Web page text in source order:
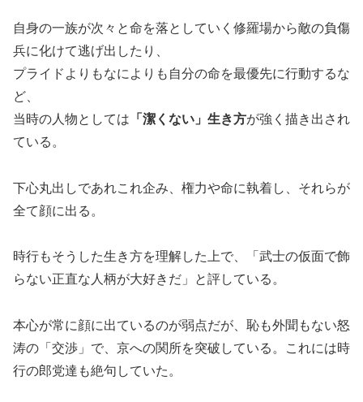
自身の一族が次々と命を落としていく修羅場から敵の負傷
兵に化けて逃げ出したり、
プライドよりもなによりも自分の命を最優先に行動するな
ど、
当時の人物としては 「潔くない」生き方が強く描き出され
ている。
下心丸出しであれこれ企み、権力や命に執着し、それらが
全て顔に出る。
時行もそうした生き方を理解した上で、「武士の仮面で飾
らない正直な人柄が大好きだ」と評している。
本心が常に顔に出ているのが弱点だが、恥も外聞もない怒
涛の「交渉」で、京への関所を突破している。これには時
行の郎党達も絶句していた。